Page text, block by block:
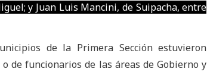
y Juan Luis Mancini, de Suipacha, entre
de la Primera Sección estuvieron
de funcionarios de las áreas de Gobierno y